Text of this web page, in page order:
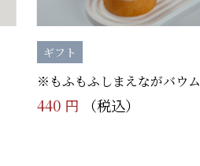
ギフト
※もふもふしまえながバウム
440 円 （税込）